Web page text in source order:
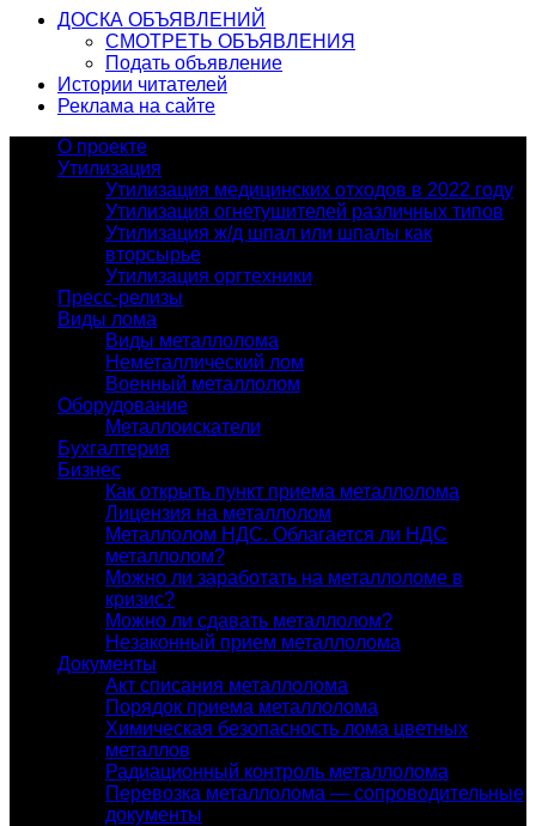
ДОСКА ОБЪЯВЛЕНИЙ
СМОТРЕТЬ ОБЪЯВЛЕНИЯ
Подать объявление
Истории читателей
Реклама на сайте
О проекте
Утилизация
Утилизация медицинских отходов в 2022 году
Утилизация огнетушителей различных типов
Утилизация ж/д шпал или шпалы как
вторсырье
Утилизация оргтехники
Пресс-релизы
Виды лома
Виды металлолома
Неметаллический лом
Военный металлолом
Оборудование
Металлоискатели
Бухгалтерия
Бизнес
Как открыть пункт приема металлолома
Лицензия на металлолом
Металлолом НДС. Облагается ли НДС
металлолом?
Можно ли заработать на металлоломе в
кризис?
Можно ли сдавать металлолом?
Незаконный прием металлолома
Документы
Акт списания металлолома
Порядок приема металлолома
Химическая безопасность лома цветных
металлов
Радиационный контроль металлолома
Перевозка металлолома — сопроводительные
документы